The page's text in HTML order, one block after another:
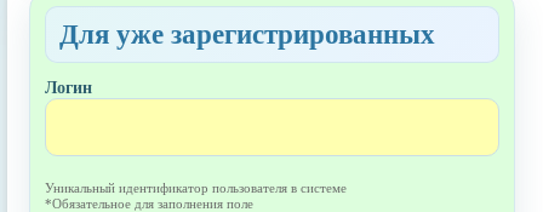
Для уже зарегистрированных
Логин
Уникальный идентификатор пользователя в системе
*Обязательное для заполнения поле